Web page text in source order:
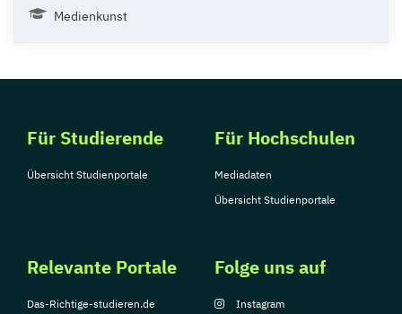
Medienkunst
Für Studierende
Übersicht Studienportale
Für Hochschulen
Mediadaten
Übersicht Studienportale
Relevante Portale
Das-Richtige-studieren.de
Folge uns auf
Instagram